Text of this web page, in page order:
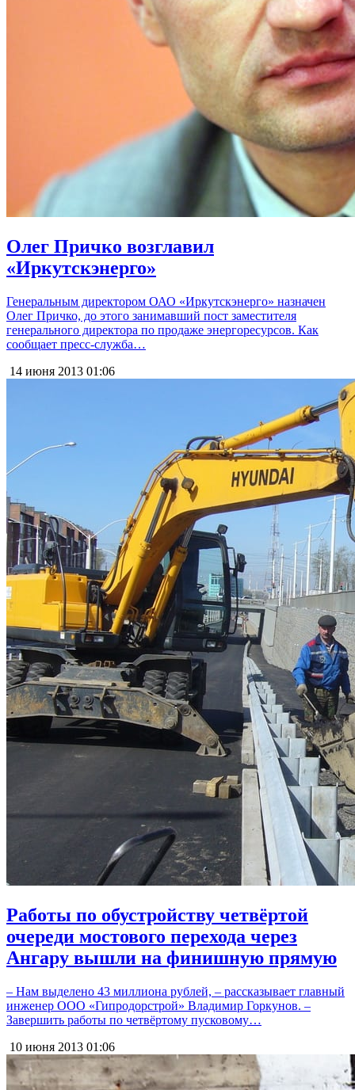
Олег Причко возглавил
«Иркутскэнерго»
Генеральным директором ОАО «Иркутскэнерго» назначен
Олег Причко, до этого занимавший пост заместителя
генерального директора по продаже энергоресурсов. Как
сообщает пресс-служба…
14 июня 2013 01:06
Работы по обустройству четвёртой
очереди мостового перехода через
Ангару вышли на финишную прямую
– Нам выделено 43 миллиона рублей, – рассказывает главный
инженер ООО «Гипродорстрой» Владимир Горкунов. –
Завершить работы по четвёртому пусковому…
10 июня 2013 01:06